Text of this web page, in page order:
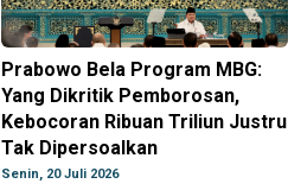
Prabowo Bela Program MBG:
Yang Dikritik Pemborosan,
Kebocoran Ribuan Triliun Justru
Tak Dipersoalkan
Senin, 20 Juli 2026